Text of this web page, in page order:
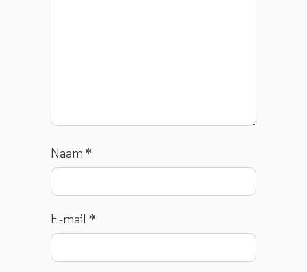
Naam*
E-mail*